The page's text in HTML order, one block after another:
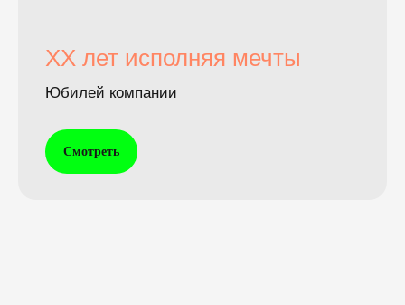
XX лет исполняя мечты
Юбилей компании
Смотреть